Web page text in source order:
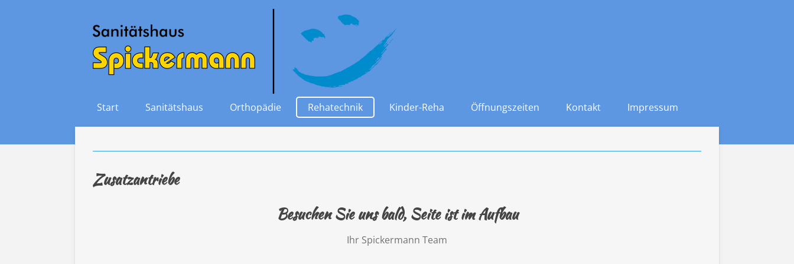
Start Sanitätshaus Orthopädie Rehatechnik Kinder-Reha Öffnungszeiten Kontakt Impressum
Zusatzantriebe
Besuchen Sie uns bald, Seite ist im Aufbau
Ihr Spickermann Team